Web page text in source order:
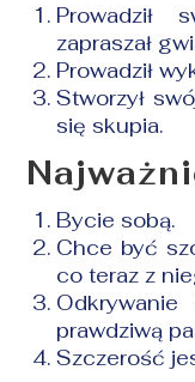
Prowadził
zapraszał
Prowadził
Stworzył
się skupia.
Bycie sobą.
Chce być
co teraz z
prawdziwą
Szczerość